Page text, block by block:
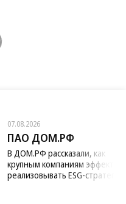
07.08.2026
ПАО ДОМ.РФ
В ДОМ.РФ рассказали, как
крупным компаниям
реализовывать ESG-стратегию